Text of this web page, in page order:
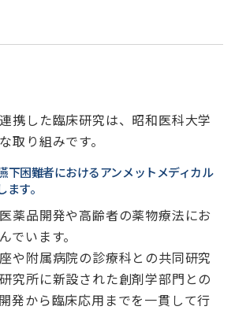
携した臨床研究は、昭和医科大学
取り組みです。
下困難者におけるアンメットメディカル
す。
薬品開発や高齢者の薬物療法にお
でいます。
や附属病院の診療科との共同研究
究所に新設された創剤学部門との
発から臨床応用までを一貫して行